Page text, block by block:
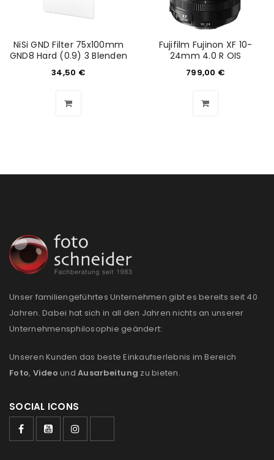
Anmeldeformular geschützt durchWP Captcha
Angemeldet bleiben
ANMELDEN
PASSWORT VERGESSEN?
E-Mail-Adresse
NiSi GND Filter 75x100mm
GND8 Hard (0.9) 3 Blenden
34,50 €
Fujifilm Fujinon XF 10-
24mm 4.0 R OIS
799,00 €
Unser familiengeführtes Unternehmen gibt es bereits seit 40
Jahren. Dabei hat sich in all den Jahren nichts an unserer
Unternehmensphilosophie geändert:
Unseren Kunden das beste Einkaufserlebnis im Bereich
Foto, Video und Ausarbeitung zu bieten.
SOCIAL ICONS